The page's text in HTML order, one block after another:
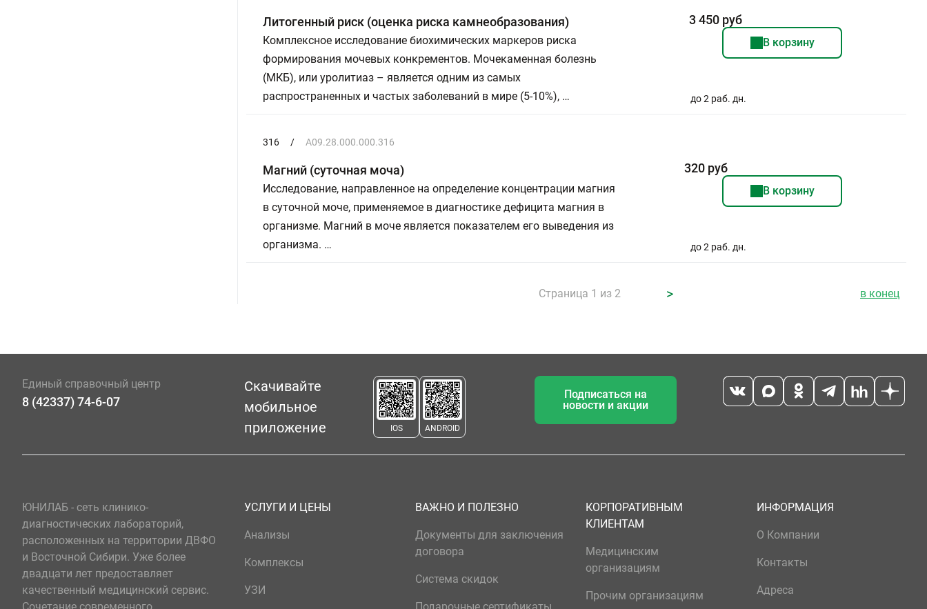
Литогенный риск (оценка риска камнеобразования)
Комплексное исследование биохимических маркеров риска
формирования мочевых конкрементов. Мочекаменная болезнь
(МКБ), или уролитиаз – является одним из самых
распространенных и частых заболеваний в мире (5-10%), …
3 450 руб
В корзину
до 2 раб. дн.
316 / A09.28.000.000.316
Магний (суточная моча)
Исследование, направленное на определение концентрации магния
в суточной моче, применяемое в диагностике дефицита магния в
организме. Магний в моче является показателем его выведения из
организма. …
320 руб
В корзину
до 2 раб. дн.
Страница 1 из 2 > в конец
Единый справочный центр
8 (42337) 74-6-07
Скачивайте
мобильное
приложение
IOS ANDROID
Подписаться на
новости и акции
ЮНИЛАБ - сеть клинико-
диагностических лабораторий,
расположенных на территории ДВФО
и Восточной Сибири. Уже более
двадцати лет предоставляет
качественный медицинский сервис.
УСЛУГИ И ЦЕНЫ
Анализы
Комплексы
УЗИ
ВАЖНО И ПОЛЕЗНО
Документы для заключения
договора
Система скидок
КОРПОРАТИВНЫМ
КЛИЕНТАМ
Медицинским
организациям
Прочим организациям
ИНФОРМАЦИЯ
О Компании
Контакты
Адреса